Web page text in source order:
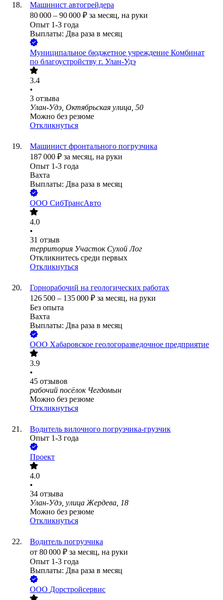
Машинист автогрейдера
80 000 – 90 000 ₽ за месяц, на руки
Опыт 1-3 года
Выплаты: Два раза в месяц
Муниципальное бюджетное учреждение Комбинат
по благоустройству г. Улан-Удэ
3.4
•
3 отзыва
Улан-Удэ, Октябрьская улица, 50
Можно без резюме
Откликнуться
Машинист фронтального погрузчика
187 000 ₽ за месяц, на руки
Опыт 1-3 года
Вахта
Выплаты: Два раза в месяц
ООО СибТрансАвто
4.0
•
31 отзыв
территория Участок Сухой Лог
Откликнитесь среди первых
Откликнуться
Горнорабочий на геологических работах
126 500 – 135 000 ₽ за месяц, на руки
Без опыта
Вахта
Выплаты: Два раза в месяц
ООО Хабаровское геологоразведочное предприятие
3.9
•
45 отзывов
рабочий посёлок Чегдомын
Можно без резюме
Откликнуться
Водитель вилочного погрузчика-грузчик
Опыт 1-3 года
Проект
4.0
•
34 отзыва
Улан-Удэ, улица Жердева, 18
Можно без резюме
Откликнуться
Водитель погрузчика
от 80 000 ₽ за месяц, на руки
Опыт 1-3 года
Выплаты: Два раза в месяц
ООО Дорстройсервис